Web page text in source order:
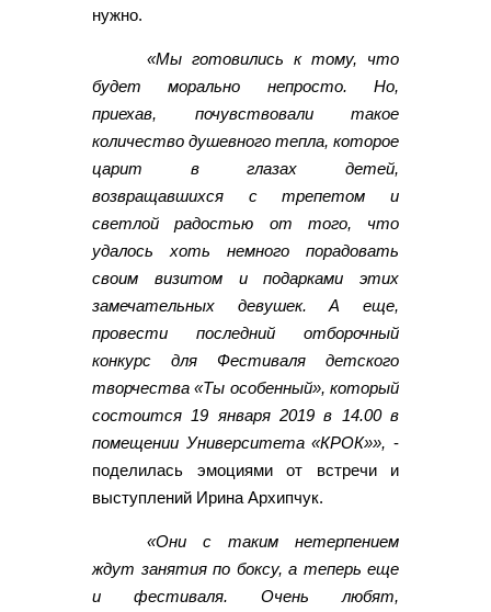
нужно.
«Мы готовились к тому, что
будет морально непросто. Но,
приехав, почувствовали такое
количество душевного тепла, которое
царит в глазах детей,
возвращавшихся с трепетом и
светлой радостью от того, что
удалось хоть немного порадовать
своим визитом и подарками этих
замечательных девушек. А еще,
провести последний отборочный
конкурс для Фестиваля детского
творчества «Ты особенный», который
состоится 19 января 2019 в 14.00 в
помещении Университета «КРОК»», -
поделилась эмоциями от встречи и
выступлений Ирина Архипчук.
«Они с таким нетерпением
ждут занятия по боксу, а теперь еще
и фестиваля. Очень любят,